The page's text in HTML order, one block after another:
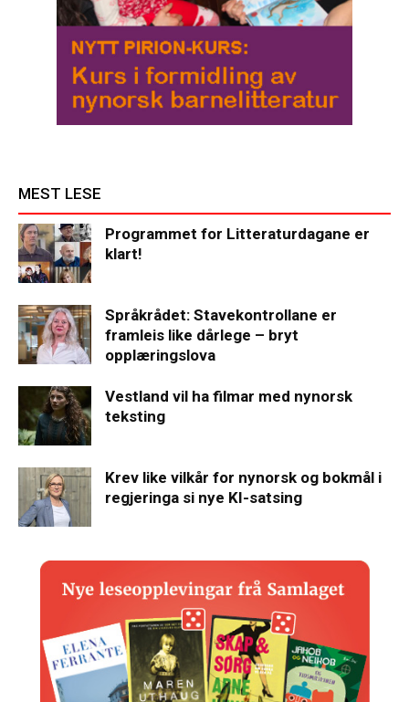
MEST LESE
Programmet for Litteraturdagane er
klart!
Språkrådet: Stavekontrollane er
framleis like dårlege – bryt
opplæringslova
Vestland vil ha filmar med nynorsk
teksting
Krev like vilkår for nynorsk og bokmål i
regjeringa si nye KI-satsing